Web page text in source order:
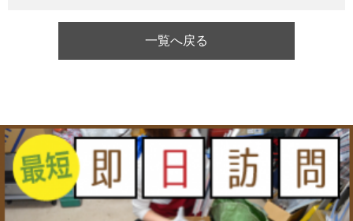
一覧へ戻る